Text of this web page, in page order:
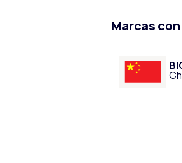
Marcas